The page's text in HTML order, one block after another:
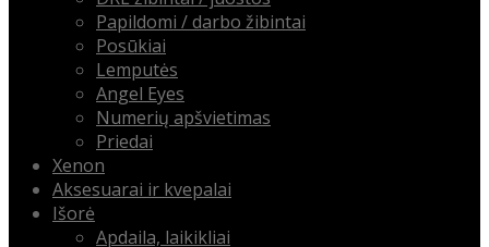
Papildomi / darbo žibintai
Posūkiai
Lemputės
Angel Eyes
Numerių apšvietimas
Priedai
Xenon
Aksesuarai ir kvepalai
Išorė
Apdaila, laikikliai